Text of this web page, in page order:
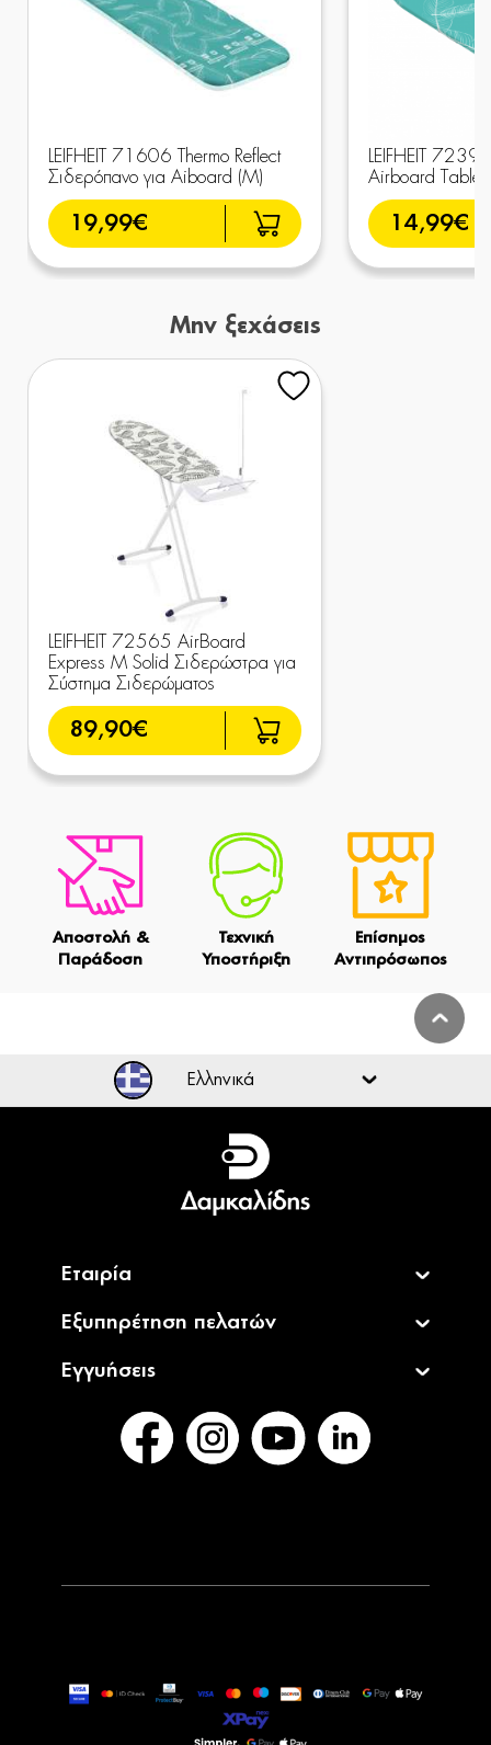
LEIFHEIT 71606 Thermo Reflect
Σιδερόπανο για Aiboard (M)
19,99€
LEIFHEIT
Airboard Table
14,99€
Μην ξεχάσεις
LEIFHEIT 72565 AirBoard
Express M Solid Σιδερώστρα για
Σύστημα Σιδερώματος
89,90€
Αποστολή &
Παράδοση
Τεχνική
Υποστήριξη
Επίσημος
Αντιπρόσωπος
Ελληνικά
Ελληνικά
English
Εταιρία
Εξυπηρέτηση πελατών
Εγγυήσεις